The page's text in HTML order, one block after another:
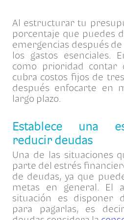
Al estructurar tu
porcentaje que puedes
emergencias después
los gastos esenciales.
como prioridad contar
cubra costos fijos de
después enfocarte en
largo plazo.
Establece una
reducir deudas
Una de las situaciones
parte del estrés
de deudas, ya que
metas en general. El
situación es disponer
para pagarlas, es